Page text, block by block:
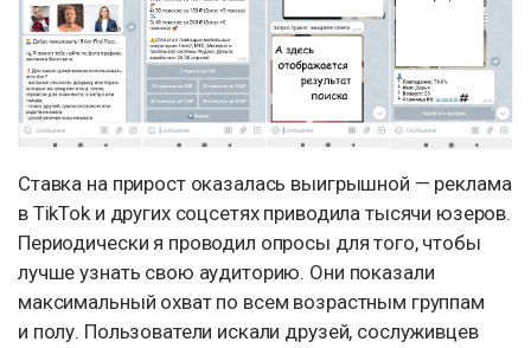
Ставка на прирост оказалась выигрышной — реклама
в TikTok и других соцсетях приводила тысячи юзеров.
Периодически я проводил опросы для того, чтобы
лучше узнать свою аудиторию. Они показали
максимальный охват по всем возрастным группам
и полу. Пользователи искали друзей, сослуживцев